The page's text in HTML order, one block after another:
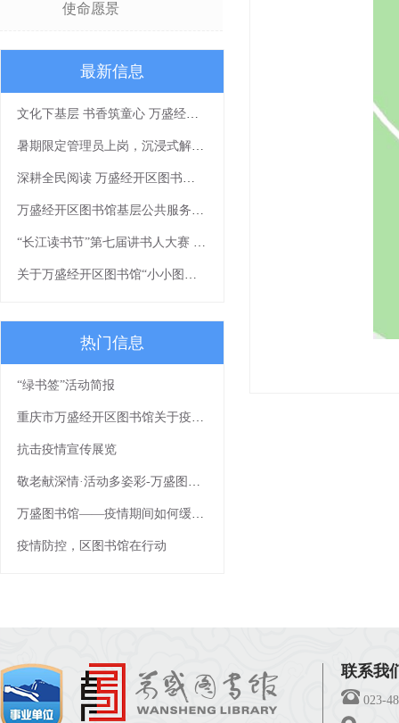
使命愿景
最新信息
文化下基层 书香筑童心 万盛经开区图书馆公益讲座《我有一个梦想》走进社区
暑期限定管理员上岗，沉浸式解锁书香假期
深耕全民阅读 万盛经开区图书馆《让我们一起读书吧》书香课堂顺利开展
万盛经开区图书馆基层公共服务岗拟聘人员公示
“长江读书节”第七届讲书人大赛 线下读书分享会
关于万盛经开区图书馆“小小图书管理员”社会实践活动报名截止的通知
热门信息
“绿书签”活动简报
重庆市万盛经开区图书馆关于疫情防控期间免费开放的通知
抗击疫情宣传展览
敬老献深情·活动多姿彩-万盛图书馆敬老月文化下乡活动浓情上演
万盛图书馆——疫情期间如何缓解焦虑
疫情防控，区图书馆在行动
联系我
023-